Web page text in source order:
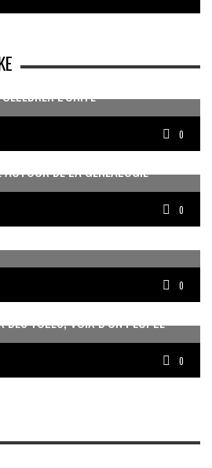
L’UNITÉ
0
DE LA GÉNÉALOGIE
0
EST DE PRODUIRE DU
0
YOLES, VOIX D’UN PEUPLE
0